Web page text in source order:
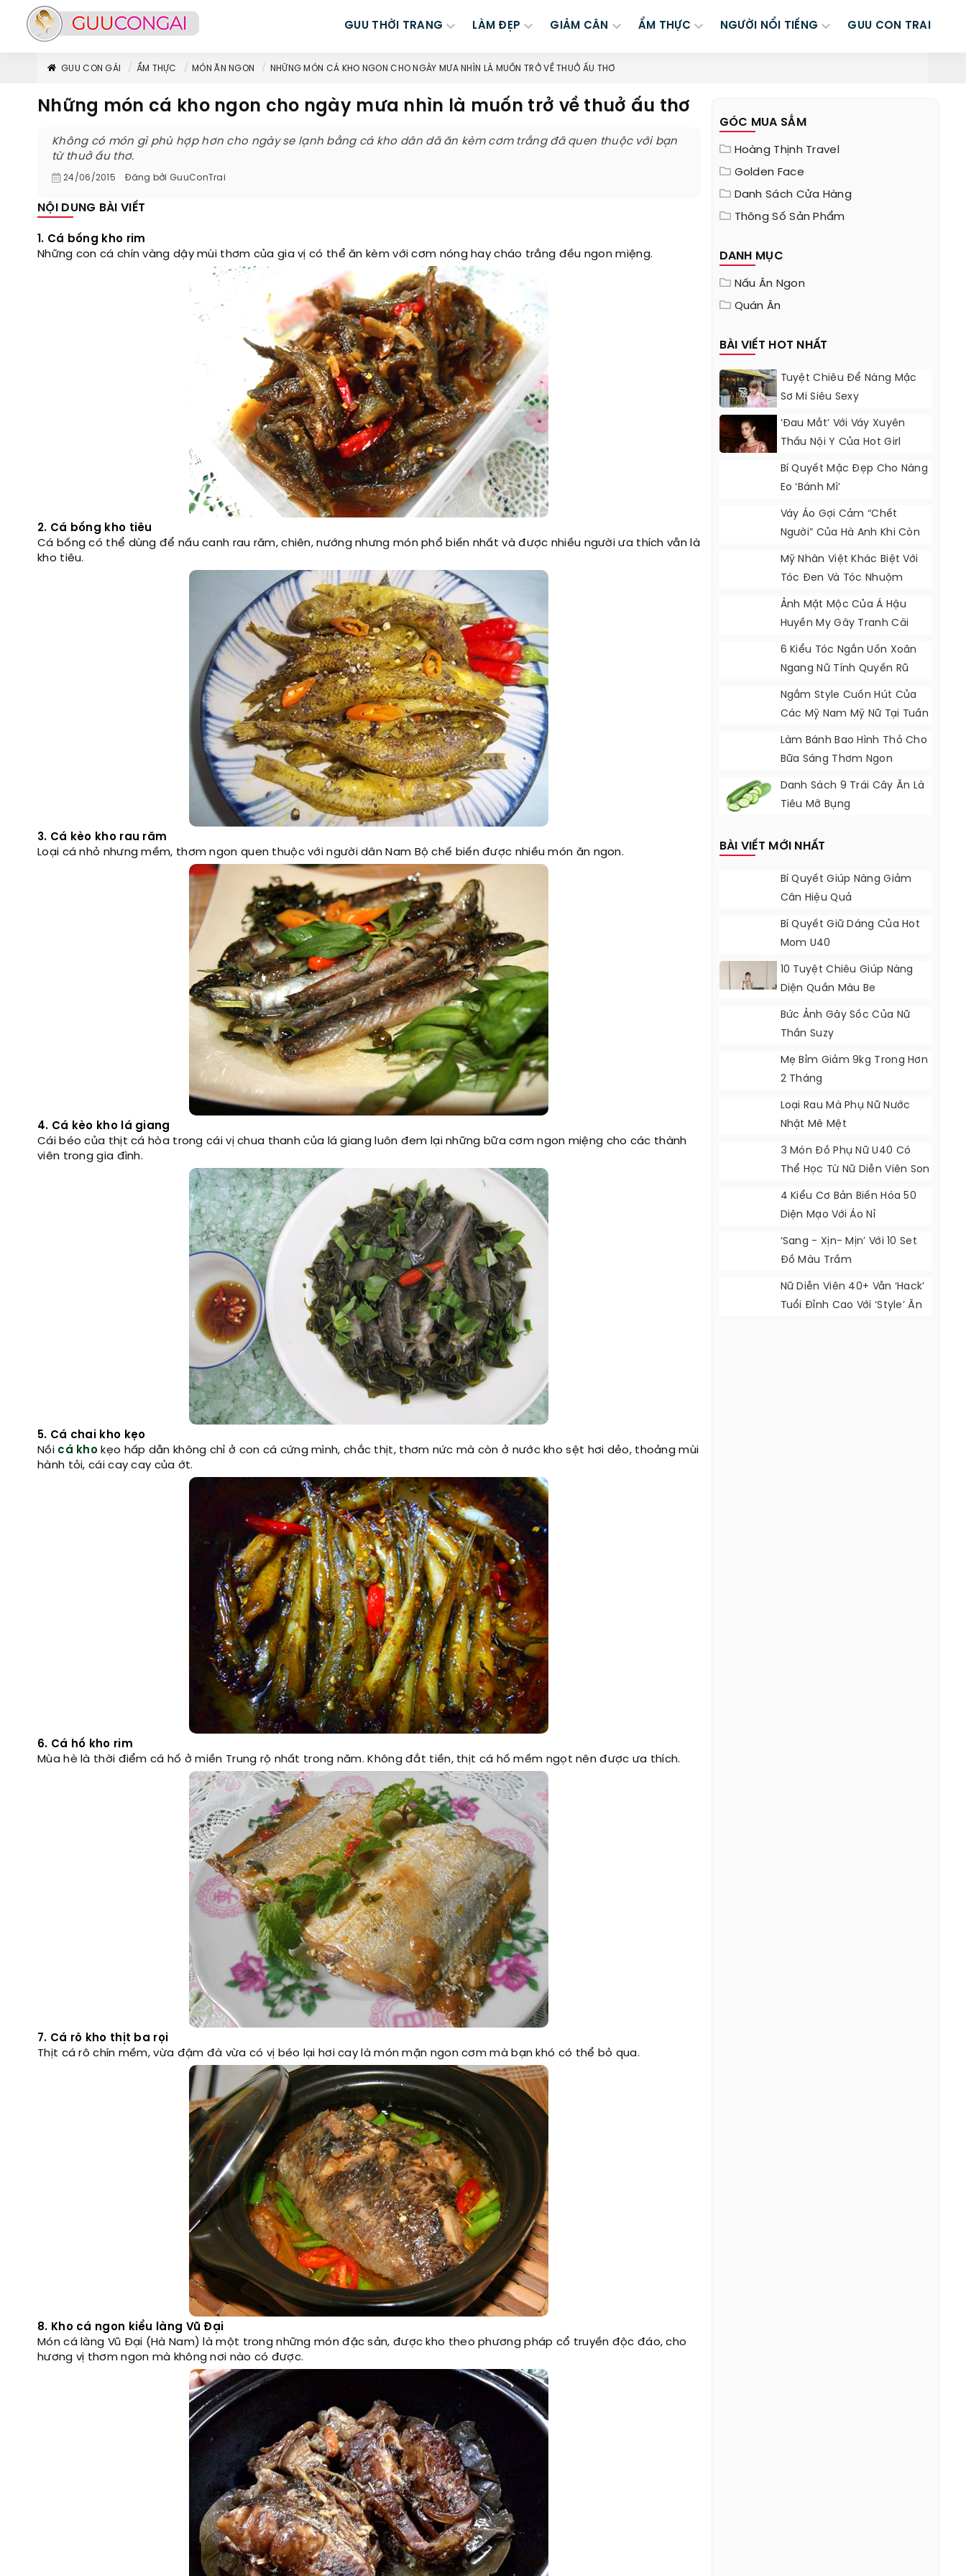
GUU THỜI TRANG LÀM ĐẸP GIẢM CÂN ẨM THỰC NGƯỜI NỔI TIẾNG GUU CON TRAI
GUU CON GÁI ẨM THỰC MÓN ĂN NGON NHỮNG MÓN CÁ KHO NGON CHO NGÀY MƯA NHÌN LÀ MUỐN TRỞ VỀ THUỞ ẤU THƠ
Những món cá kho ngon cho ngày mưa nhìn là muốn trở về thuở ấu thơ
Không có món gì phù hợp hơn cho ngày se lạnh bằng cá kho dân dã ăn kèm cơm trắng đã quen thuộc với bạn
từ thuở ấu thơ.
24/06/2015 Đăng bởi GuuConTrai
NỘI DUNG BÀI VIẾT
1. Cá bống kho rim
Những con cá chín vàng dậy mùi thơm của gia vị có thể ăn kèm với cơm nóng hay cháo trắng đều ngon miệng.
2. Cá bống kho tiêu
Cá bống có thể dùng để nấu canh rau răm, chiên, nướng nhưng món phổ biến nhất và được nhiều người ưa thích vẫn là
kho tiêu.
3. Cá kèo kho rau răm
Loại cá nhỏ nhưng mềm, thơm ngon quen thuộc với người dân Nam Bộ chế biến được nhiều món ăn ngon.
4. Cá kèo kho lá giang
Cái béo của thịt cá hòa trong cái vị chua thanh của lá giang luôn đem lại những bữa cơm ngon miệng cho các thành
viên trong gia đình.
5. Cá chai kho kẹo
Nồi cá kho kẹo hấp dẫn không chỉ ở con cá cứng mình, chắc thịt, thơm nức mà còn ở nước kho sệt hơi dẻo, thoảng mùi
hành tỏi, cái cay cay của ớt.
6. Cá hố kho rim
Mùa hè là thời điểm cá hố ở miền Trung rộ nhất trong năm. Không đắt tiền, thịt cá hố mềm ngọt nên được ưa thích.
7. Cá rô kho thịt ba rọi
Thịt cá rô chín mềm, vừa đậm đà vừa có vị béo lại hơi cay là món mặn ngon cơm mà bạn khó có thể bỏ qua.
8. Kho cá ngon kiểu làng Vũ Đại
Món cá làng Vũ Đại (Hà Nam) là một trong những món đặc sản, được kho theo phương pháp cổ truyền độc đáo, cho
hương vị thơm ngon mà không nơi nào có được.
GÓC MUA SẮM
Hoàng Thịnh Travel
Golden Face
Danh Sách Cửa Hàng
Thông Số Sản Phẩm
DANH MỤC
Nấu Ăn Ngon
Quán Ăn
BÀI VIẾT HOT NHẤT
Tuyệt Chiêu Để Nàng Mặc
Sơ Mi Siêu Sexy
‘Đau Mắt’ Với Váy Xuyên
Thấu Nội Y Của Hot Girl
Hollywood
Bí Quyết Mặc Đẹp Cho Nàng
Eo ‘bánh Mì’
Váy Áo Gợi Cảm “chết
Người” Của Hà Anh Khi Còn
Độc Thân
Mỹ Nhân Việt Khác Biệt Với
Tóc Đen Và Tóc Nhuộm
Ảnh Mặt Mộc Của Á Hậu
Huyền My Gây Tranh Cãi
6 Kiểu Tóc Ngắn Uốn Xoăn
Ngang Nữ Tính Quyến Rũ
Ngắm Style Cuốn Hút Của
Các Mỹ Nam Mỹ Nữ Tại Tuần
Thời Trang
Làm Bánh Bao Hình Thỏ Cho
Bữa Sáng Thơm Ngon
Danh Sách 9 Trái Cây Ăn Là
Tiêu Mỡ Bụng
BÀI VIẾT MỚI NHẤT
Bí Quyết Giúp Nàng Giảm
Cân Hiệu Quả
Bí Quyết Giữ Dáng Của Hot
Mom U40
10 Tuyệt Chiêu Giúp Nàng
Diện Quần Màu Be
Bức Ảnh Gây Sốc Của Nữ
Thần Suzy
Mẹ Bỉm Giảm 9kg Trong Hơn
2 Tháng
Loại Rau Mà Phụ Nữ Nước
Nhật Mê Mệt
3 Món Đồ Phụ Nữ U40 Có
Thể Học Từ Nữ Diễn Viên Son
Ye Jin
4 Kiểu Cơ Bản Biến Hóa 50
Diện Mạo Với Áo Nỉ
‘Sang - Xịn- Mịn’ Với 10 Set
Đồ Màu Trầm
Nữ Diễn Viên 40+ Vẫn ‘hack’
Tuổi Đỉnh Cao Với ‘style’ Ăn